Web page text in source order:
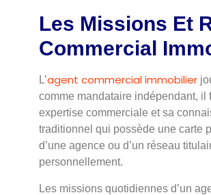
Les Missions Et
Commercial
L’agent commercial immobilier
comme mandataire indépendant,
expertise commerciale et sa
traditionnel qui possède une carte
d’une agence ou d’un réseau
personnellement.
Les missions quotidiennes d’un